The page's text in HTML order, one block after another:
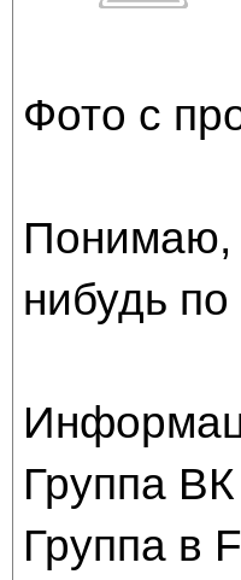
Фото с
Понимаю,
нибудь
Группа
Группа в